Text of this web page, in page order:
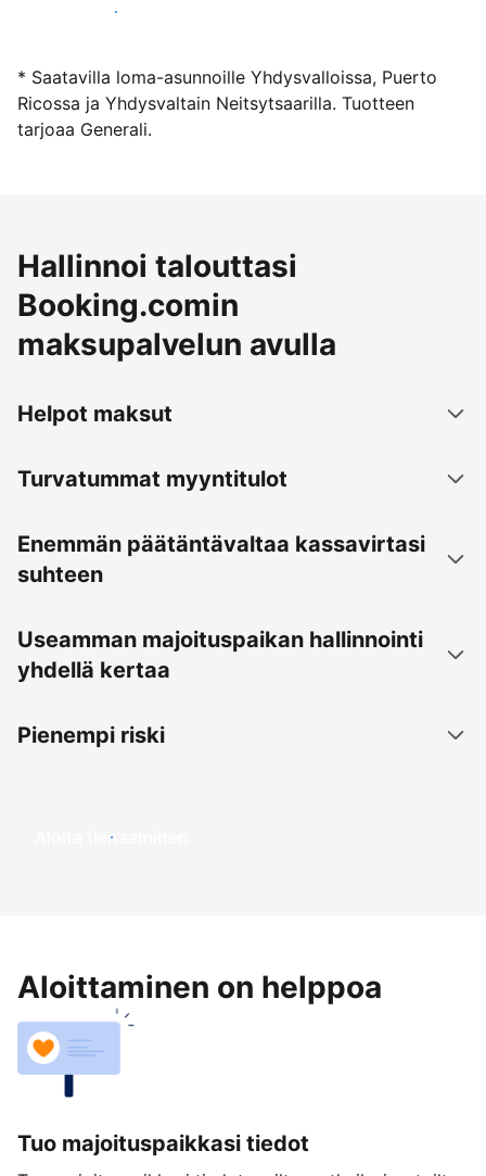
Ryhdy majoittajaksi
* Saatavilla loma-asunnoille Yhdysvalloissa, Puerto
Ricossa ja Yhdysvaltain Neitsytsaarilla. Tuotteen
tarjoaa Generali.
Hallinnoi talouttasi
Booking.comin
maksupalvelun avulla
Helpot maksut
Turvatummat myyntitulot
Enemmän päätäntävaltaa kassavirtasi
suhteen
Useamman majoituspaikan hallinnointi
yhdellä kertaa
Pienempi riski
Aloita tienaaminen
Aloittaminen on helppoa
Tuo majoituspaikkasi tiedot